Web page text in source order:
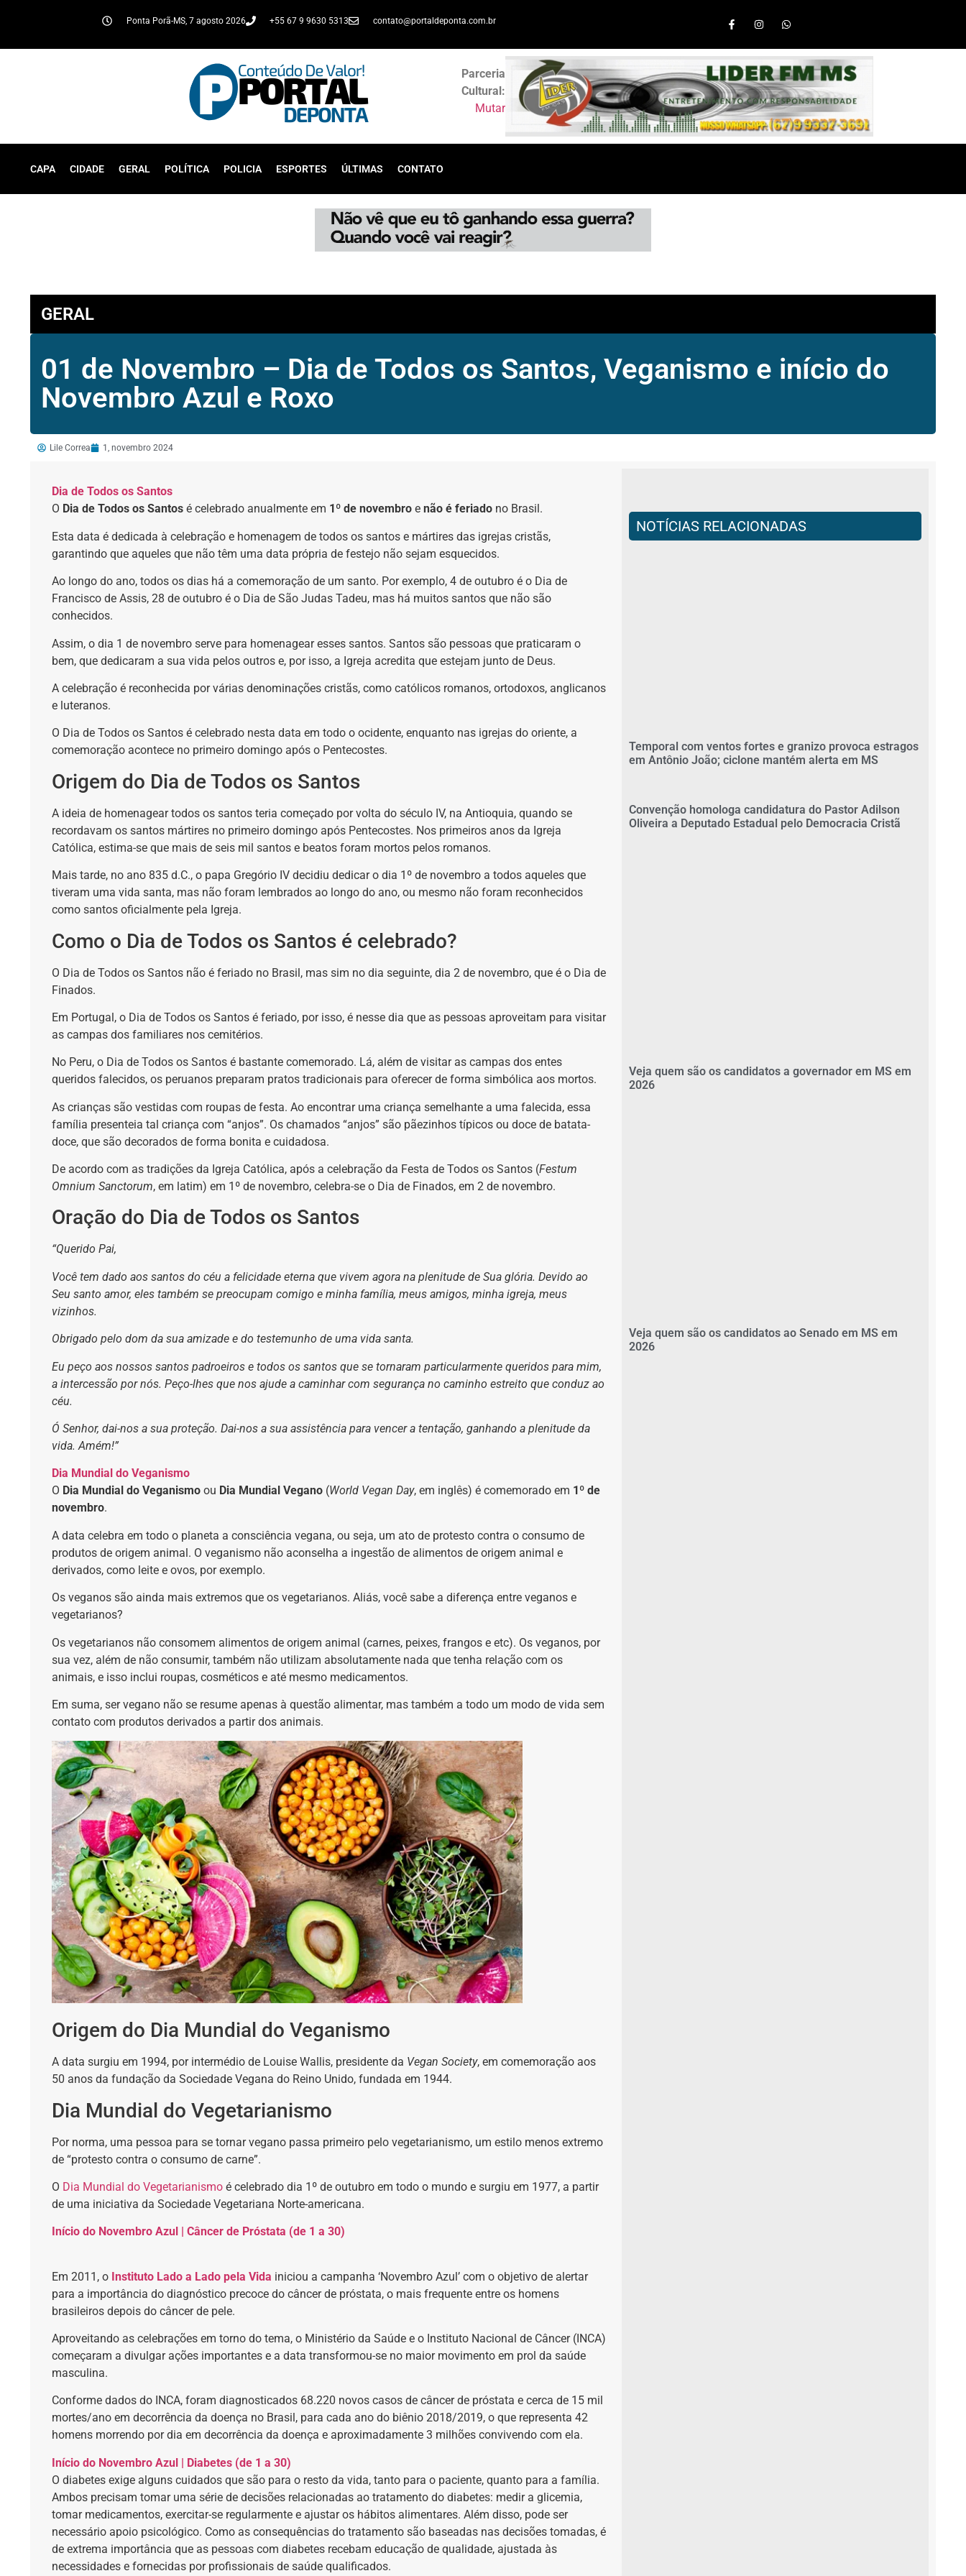
Ponta Porã-MS, 7 agosto 2026 +55 67 9 9630 5313 contato@portaldeponta.com.br
Parceria
Cultural:
Mutar
CAPA CIDADE GERAL POLÍTICA POLICIA ESPORTES ÚLTIMAS CONTATO
GERAL
01 de Novembro – Dia de Todos os Santos, Veganismo e início do
Novembro Azul e Roxo
Lile Correa 1, novembro 2024
Dia de Todos os Santos
O Dia de Todos os Santos é celebrado anualmente em 1º de novembro e não é feriado no Brasil.
Esta data é dedicada à celebração e homenagem de todos os santos e mártires das igrejas cristãs,
garantindo que aqueles que não têm uma data própria de festejo não sejam esquecidos.
Ao longo do ano, todos os dias há a comemoração de um santo. Por exemplo, 4 de outubro é o Dia de
Francisco de Assis, 28 de outubro é o Dia de São Judas Tadeu, mas há muitos santos que não são
conhecidos.
Assim, o dia 1 de novembro serve para homenagear esses santos. Santos são pessoas que praticaram o
bem, que dedicaram a sua vida pelos outros e, por isso, a Igreja acredita que estejam junto de Deus.
A celebração é reconhecida por várias denominações cristãs, como católicos romanos, ortodoxos, anglicanos
e luteranos.
O Dia de Todos os Santos é celebrado nesta data em todo o ocidente, enquanto nas igrejas do oriente, a
comemoração acontece no primeiro domingo após o Pentecostes.
Origem do Dia de Todos os Santos
A ideia de homenagear todos os santos teria começado por volta do século IV, na Antioquia, quando se
recordavam os santos mártires no primeiro domingo após Pentecostes. Nos primeiros anos da Igreja
Católica, estima-se que mais de seis mil santos e beatos foram mortos pelos romanos.
Mais tarde, no ano 835 d.C., o papa Gregório IV decidiu dedicar o dia 1º de novembro a todos aqueles que
tiveram uma vida santa, mas não foram lembrados ao longo do ano, ou mesmo não foram reconhecidos
como santos oficialmente pela Igreja.
Como o Dia de Todos os Santos é celebrado?
O Dia de Todos os Santos não é feriado no Brasil, mas sim no dia seguinte, dia 2 de novembro, que é o Dia de
Finados.
Em Portugal, o Dia de Todos os Santos é feriado, por isso, é nesse dia que as pessoas aproveitam para visitar
as campas dos familiares nos cemitérios.
No Peru, o Dia de Todos os Santos é bastante comemorado. Lá, além de visitar as campas dos entes
queridos falecidos, os peruanos preparam pratos tradicionais para oferecer de forma simbólica aos mortos.
As crianças são vestidas com roupas de festa. Ao encontrar uma criança semelhante a uma falecida, essa
família presenteia tal criança com “anjos”. Os chamados “anjos” são pãezinhos típicos ou doce de batata-
doce, que são decorados de forma bonita e cuidadosa.
De acordo com as tradições da Igreja Católica, após a celebração da Festa de Todos os Santos (Festum
Omnium Sanctorum, em latim) em 1º de novembro, celebra-se o Dia de Finados, em 2 de novembro.
Oração do Dia de Todos os Santos
“Querido Pai,
Você tem dado aos santos do céu a felicidade eterna que vivem agora na plenitude de Sua glória. Devido ao
Seu santo amor, eles também se preocupam comigo e minha família, meus amigos, minha igreja, meus
vizinhos.
Obrigado pelo dom da sua amizade e do testemunho de uma vida santa.
Eu peço aos nossos santos padroeiros e todos os santos que se tornaram particularmente queridos para mim,
a intercessão por nós. Peço-lhes que nos ajude a caminhar com segurança no caminho estreito que conduz ao
céu.
Ó Senhor, dai-nos a sua proteção. Dai-nos a sua assistência para vencer a tentação, ganhando a plenitude da
vida. Amém!”
Dia Mundial do Veganismo
O Dia Mundial do Veganismo ou Dia Mundial Vegano (World Vegan Day, em inglês) é comemorado em 1º de
novembro.
A data celebra em todo o planeta a consciência vegana, ou seja, um ato de protesto contra o consumo de
produtos de origem animal. O veganismo não aconselha a ingestão de alimentos de origem animal e
derivados, como leite e ovos, por exemplo.
Os veganos são ainda mais extremos que os vegetarianos. Aliás, você sabe a diferença entre veganos e
vegetarianos?
Os vegetarianos não consomem alimentos de origem animal (carnes, peixes, frangos e etc). Os veganos, por
sua vez, além de não consumir, também não utilizam absolutamente nada que tenha relação com os
animais, e isso inclui roupas, cosméticos e até mesmo medicamentos.
Em suma, ser vegano não se resume apenas à questão alimentar, mas também a todo um modo de vida sem
contato com produtos derivados a partir dos animais.
Origem do Dia Mundial do Veganismo
A data surgiu em 1994, por intermédio de Louise Wallis, presidente da Vegan Society, em comemoração aos
50 anos da fundação da Sociedade Vegana do Reino Unido, fundada em 1944.
Dia Mundial do Vegetarianismo
Por norma, uma pessoa para se tornar vegano passa primeiro pelo vegetarianismo, um estilo menos extremo
de “protesto contra o consumo de carne”.
O Dia Mundial do Vegetarianismo é celebrado dia 1º de outubro em todo o mundo e surgiu em 1977, a partir
de uma iniciativa da Sociedade Vegetariana Norte-americana.
Início do Novembro Azul | Câncer de Próstata (de 1 a 30)
Em 2011, o Instituto Lado a Lado pela Vida iniciou a campanha ‘Novembro Azul’ com o objetivo de alertar
para a importância do diagnóstico precoce do câncer de próstata, o mais frequente entre os homens
brasileiros depois do câncer de pele.
Aproveitando as celebrações em torno do tema, o Ministério da Saúde e o Instituto Nacional de Câncer (INCA)
começaram a divulgar ações importantes e a data transformou-se no maior movimento em prol da saúde
masculina.
Conforme dados do INCA, foram diagnosticados 68.220 novos casos de câncer de próstata e cerca de 15 mil
mortes/ano em decorrência da doença no Brasil, para cada ano do biênio 2018/2019, o que representa 42
homens morrendo por dia em decorrência da doença e aproximadamente 3 milhões convivendo com ela.
Início do Novembro Azul | Diabetes (de 1 a 30)
O diabetes exige alguns cuidados que são para o resto da vida, tanto para o paciente, quanto para a família.
Ambos precisam tomar uma série de decisões relacionadas ao tratamento do diabetes: medir a glicemia,
tomar medicamentos, exercitar-se regularmente e ajustar os hábitos alimentares. Além disso, pode ser
necessário apoio psicológico. Como as consequências do tratamento são baseadas nas decisões tomadas, é
de extrema importância que as pessoas com diabetes recebam educação de qualidade, ajustada às
necessidades e fornecidas por profissionais de saúde qualificados.
NOTÍCIAS RELACIONADAS
Temporal com ventos fortes e granizo provoca estragos
em Antônio João; ciclone mantém alerta em MS
Convenção homologa candidatura do Pastor Adilson
Oliveira a Deputado Estadual pelo Democracia Cristã
Veja quem são os candidatos a governador em MS em
2026
Veja quem são os candidatos ao Senado em MS em
2026